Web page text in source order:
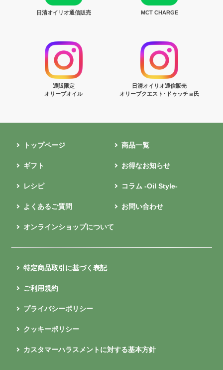
日清オイリオ通信販売 MCT CHARGE
通販限定
オリーブオイル
日清オイリオ通信販売
オリーブクエスト･ドゥッチョ氏
トップページ 商品一覧
ギフト お得なお知らせ
レシピ コラム -Oil Style-
よくあるご質問 お問い合わせ
オンラインショップについて
特定商品取引に基づく表記
ご利用規約
プライバシーポリシー
クッキーポリシー
カスタマーハラスメントに対する基本方針